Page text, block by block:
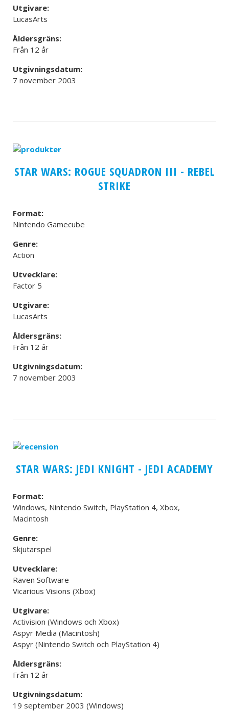
Utgivare:
LucasArts
Åldersgräns:
Från 12 år
Utgivningsdatum:
7 november 2003
STAR WARS: ROGUE SQUADRON III - REBEL
STRIKE
Format:
Nintendo Gamecube
Genre:
Action
Utvecklare:
Factor 5
Utgivare:
LucasArts
Åldersgräns:
Från 12 år
Utgivningsdatum:
7 november 2003
STAR WARS: JEDI KNIGHT - JEDI ACADEMY
Format:
Windows, Nintendo Switch, PlayStation 4, Xbox,
Macintosh
Genre:
Skjutarspel
Utvecklare:
Raven Software
Vicarious Visions (Xbox)
Utgivare:
Activision (Windows och Xbox)
Aspyr Media (Macintosh)
Aspyr (Nintendo Switch och PlayStation 4)
Åldersgräns:
Från 12 år
Utgivningsdatum:
19 september 2003 (Windows)